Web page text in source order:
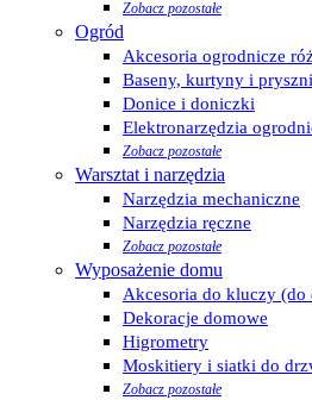
Zobacz pozostałe
Ogród
Akcesoria ogrodnicze
Baseny, kurtyny i
Donice i doniczki
Elektronarzędzia
Zobacz pozostałe
Warsztat i narzędzia
Narzędzia mechaniczne
Narzędzia ręczne
Zobacz pozostałe
Wyposażenie domu
Akcesoria do kluczy (do
Dekoracje domowe
Higrometry
Moskitiery i siatki do
Zobacz pozostałe